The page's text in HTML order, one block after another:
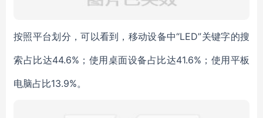
按照平台划分，可以看到，移动设备中“LED”关键字的搜
索占比达44.6%；使用桌面设备占比达41.6%；使用平板
电脑占比13.9%。